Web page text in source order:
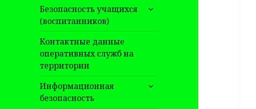
Безопасность учащихся
(воспитанников)
раскрыть
Контактные данные
оперативных служб на
территории
Информационная
безопасность
раскрыть